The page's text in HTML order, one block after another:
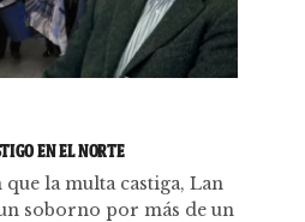
EN EL NORTE
que la multa castiga, Lan
soborno por más de un